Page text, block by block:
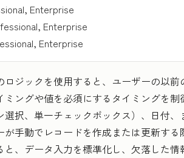
Enterprise
Enterprise
Enterprise
ジックを使用すると、ユーザーの以
ングや値を必須にするタイミングを制
選択、単一チェックボックス）、日付
が手動でレコードを作成または更新す
、データ入力を標準化し、欠落した